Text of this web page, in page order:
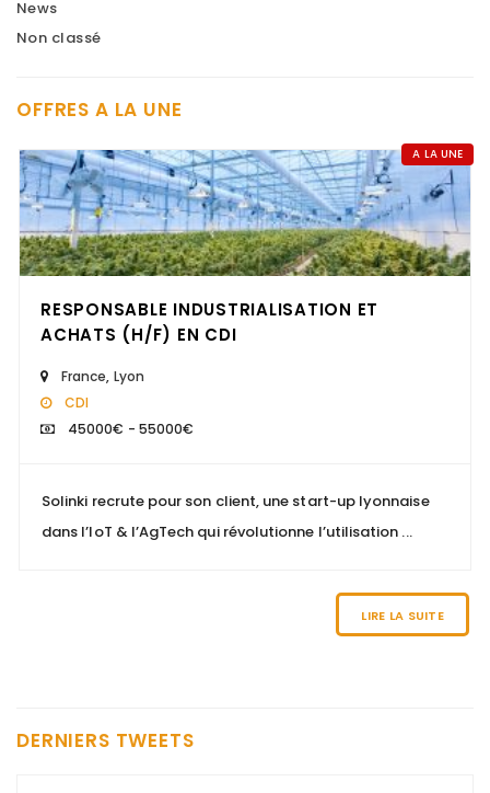
News
Non classé
OFFRES A LA UNE
A LA UNE
RESPONSABLE INDUSTRIALISATION ET
ACHATS (H/F) EN CDI
France, Lyon
CDI
45000€ - 55000€
Solinki recrute pour son client, une start-up lyonnaise
dans l’IoT & l’AgTech qui révolutionne l’utilisation ...
LIRE LA SUITE
DERNIERS TWEETS
d'informations : https://t.co/n0Y4DiTiSK
H/F" à Marseille, pour tout savoir :